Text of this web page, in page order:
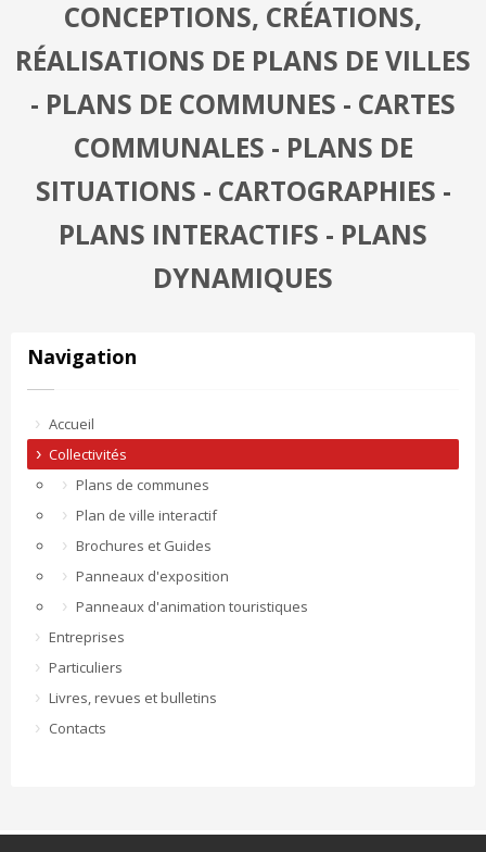
CONCEPTIONS, CRÉATIONS,
RÉALISATIONS DE PLANS DE VILLES
- PLANS DE COMMUNES - CARTES
COMMUNALES - PLANS DE
SITUATIONS - CARTOGRAPHIES -
PLANS INTERACTIFS - PLANS
DYNAMIQUES
Navigation
Accueil
Collectivités
Plans de communes
Plan de ville interactif
Brochures et Guides
Panneaux d'exposition
Panneaux d'animation touristiques
Entreprises
Particuliers
Livres, revues et bulletins
Contacts